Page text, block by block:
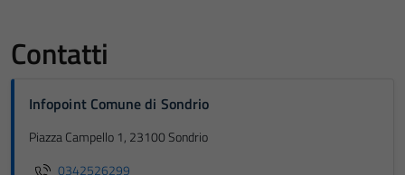
Contatti
Infopoint Comune di Sondrio
Piazza Campello 1, 23100 Sondrio
0342526299